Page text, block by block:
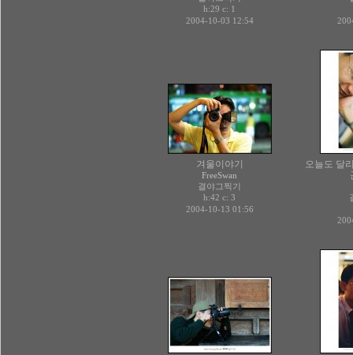
h:29 c: 1
2004-10-03 12:54
겨울이야기
FreeSwan
결야그찍기
h:42 c: 3
2004-10-13 01:56
오늘도 달